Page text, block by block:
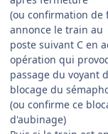
(ou confirmation de
annonce le train au
poste suivant C en
opération qui
passage du voyant
blocage du
(ou confirme ce
d'aubinage)